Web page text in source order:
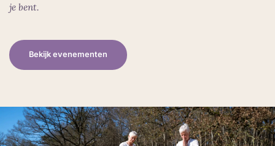
je bent.
Bekijk evenementen